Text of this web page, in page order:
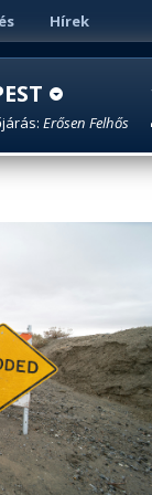
Hírek
Erősen Felhős